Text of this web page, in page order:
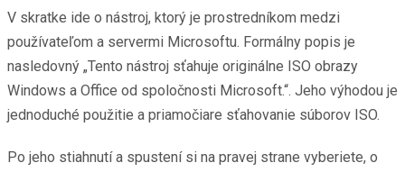
V skratke ide o nástroj, ktorý je prostredníkom medzi
používateľom a servermi Microsoftu. Formálny popis je
nasledovný „Tento nástroj sťahuje originálne ISO obrazy
Windows a Office od spoločnosti Microsoft.“. Jeho výhodou je
jednoduché použitie a priamočiare sťahovanie súborov ISO.
Po jeho stiahnutí a spustení si na pravej strane vyberiete, o